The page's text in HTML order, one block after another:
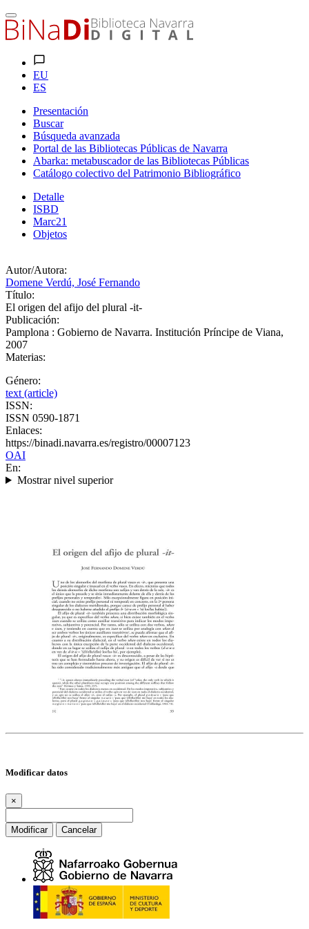
EU
ES
Presentación
Buscar
Búsqueda avanzada
Portal de las Bibliotecas Públicas de Navarra
Abarka: metabuscador de las Bibliotecas Públicas
Catálogo colectivo del Patrimonio Bibliográfico
Detalle
ISBD
Marc21
Objetos
Autor/Autora:
Domene Verdú, José Fernando
Título:
El origen del afijo del plural -it-
Publicación:
Pamplona : Gobierno de Navarra. Institución Príncipe de Viana,
2007
Materias:
Género:
text (article)
ISSN:
ISSN 0590-1871
Enlaces:
https://binadi.navarra.es/registro/00007123
OAI
En:
Mostrar nivel superior
Modificar datos
×
Modificar Cancelar